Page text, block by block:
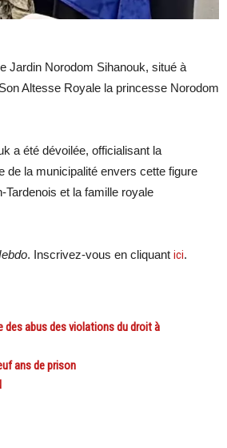
Jardin Norodom Sihanouk, situé à
Altesse Royale la princesse Norodom
a été dévoilée, officialisant la
de la municipalité envers cette figure
et la famille royale
. Inscrivez-vous en cliquant ici.
des abus des violations du droit à
ans de prison